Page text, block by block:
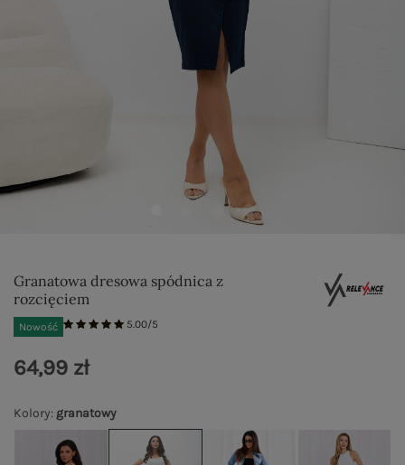
Granatowa dresowa spódnica z
rozcięciem
Nowość 5.00/5
Kolory: granatowy
64,99 zł